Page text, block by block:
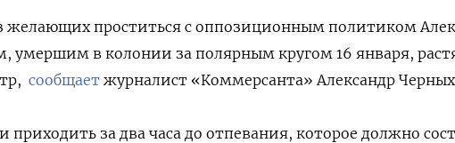
желающих проститься с оппозиционным политиком
умершим в колонии за полярным кругом 16 января,
сообщает журналист «Коммерсанта» Александр
приходить за два часа до отпевания, которое должно